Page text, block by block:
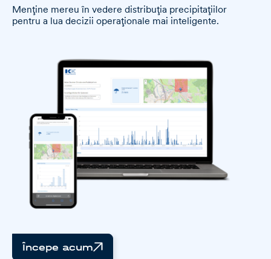
Menține mereu în vedere distribuția precipitațiilor
pentru a lua decizii operaționale mai inteligente.
Începe acum